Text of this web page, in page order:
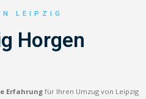
LEIPZIG
Horgen
Erfahrung für Ihren Umzug von Leipzig